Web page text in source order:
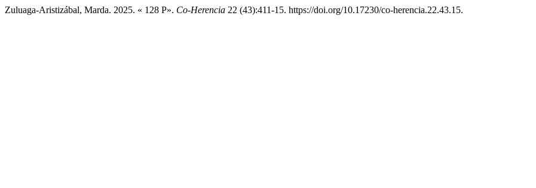
Zuluaga-Aristizábal, Marda. 2025. « 128 P». Co-Herencia 22 (43):411-15. https://doi.org/10.17230/co-herencia.22.43.15.